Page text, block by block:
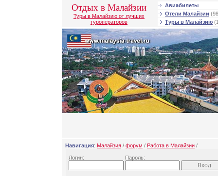
Отдых в Малайзии
Туры в Малайзию от лучших
туроператоров
Авиабилеты
Отели Малайзии
Туры в Малайзию
Навигация: Малайзия / форум / Работа в Малайзии /
Логин: Пароль: